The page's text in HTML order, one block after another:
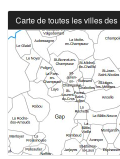
Carte de toutes les villes